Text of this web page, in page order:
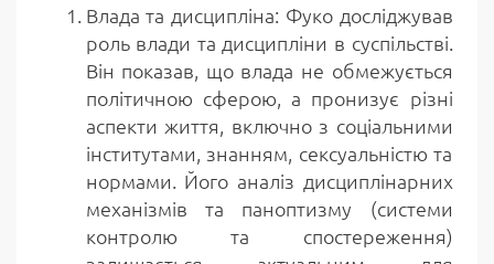
Влада та дисципліна: Фуко досліджував
роль влади та дисципліни в суспільстві.
Він показав, що влада не обмежується
політичною сферою, а пронизує різні
аспекти життя, включно з соціальними
інститутами, знанням, сексуальністю та
нормами. Його аналіз дисциплінарних
механізмів та паноптизму (системи
контролю та спостереження)